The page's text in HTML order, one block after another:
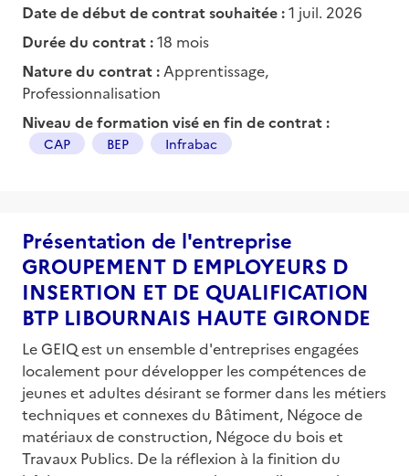
Date de début de contrat souhaitée :1 juil. 2026
Durée du contrat :18 mois
Nature du contrat : Apprentissage,
Professionnalisation
Niveau de formation visé en fin de contrat :
CAP BEP Infrabac
Présentation de l'entreprise
GROUPEMENT D EMPLOYEURS D
INSERTION ET DE QUALIFICATION
BTP LIBOURNAIS HAUTE GIRONDE
Le GEIQ est un ensemble d'entreprises engagées
localement pour développer les compétences de
jeunes et adultes désirant se former dans les métiers
techniques et connexes du Bâtiment, Négoce de
matériaux de construction, Négoce du bois et
Travaux Publics. De la réflexion à la finition du